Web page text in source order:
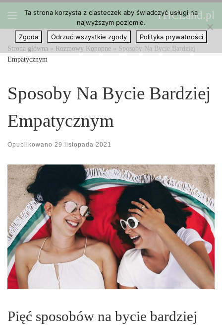
Przejdź do treści THCLand.pl
Strona główna » Rozmowy Konopne » Sposoby Na Bycie Bardziej
Empatycznym
Sposoby Na Bycie Bardziej
Empatycznym
Opublikowano 29 listopada 2021
Pięć sposobów na bycie bardziej
Ta strona korzysta z ciasteczek aby świadczyć usługi na
najwyższym poziomie.
Zgoda
Odrzuć wszystkie zgody Polityka prywatności